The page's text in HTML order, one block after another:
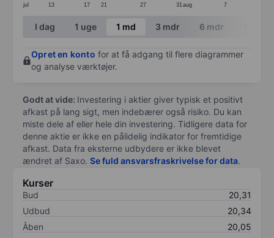
jul 13 17 21 27 31 aug 7
End of interactive chart.
I dag 1 uge 1 md 3 mdr 6 mdr
Opret en konto for at få adgang til flere diagrammer
og analyse værktøjer.
Godt at vide: Investering i aktier giver typisk et positivt
afkast på lang sigt, men indebærer også risiko. Du kan
miste dele af eller hele din investering. Tidligere data for
denne aktie er ikke en pålidelig indikator for fremtidige
afkast. Data fra eksterne udbydere er ikke blevet
ændret af Saxo. Se fuld ansvarsfraskrivelse for data.
Kurser
Bud
20,31
Udbud
20,34
Åben
20,05